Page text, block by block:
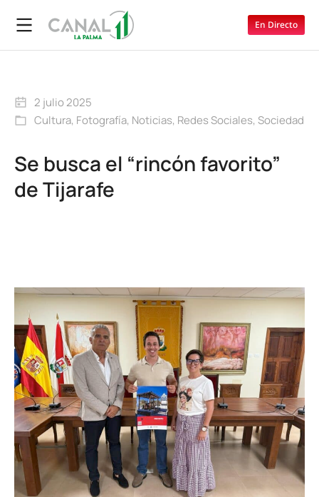
En Directo
2 julio 2025
Cultura, Fotografía, Noticias, Redes Sociales, Sociedad
Se busca el “rincón favorito”
de Tijarafe